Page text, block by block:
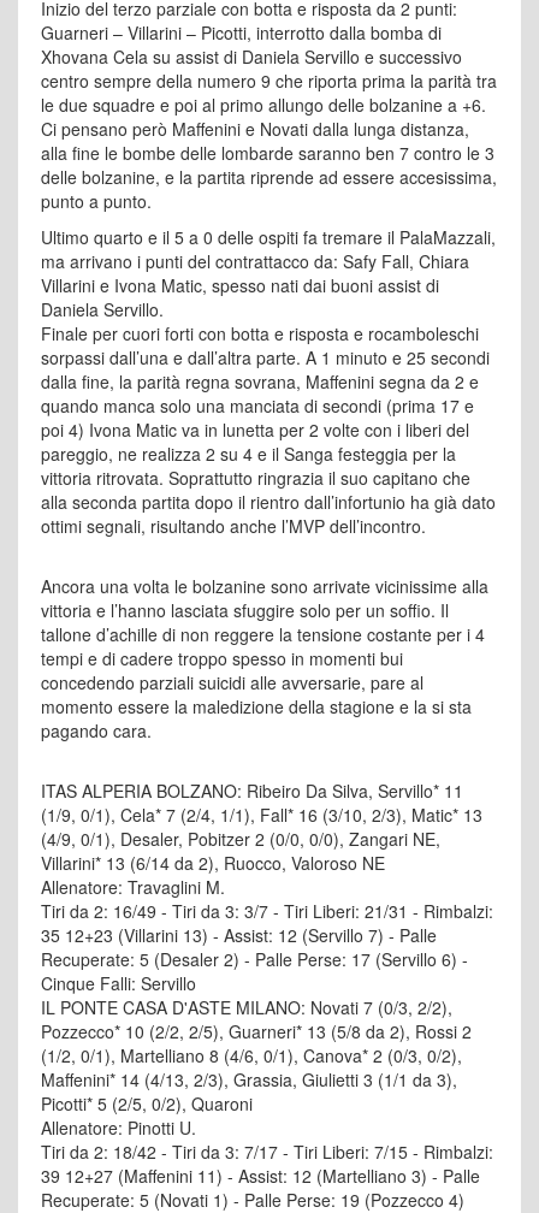
Inizio del terzo parziale con botta e risposta da 2 punti:
Guarneri – Villarini – Picotti, interrotto dalla bomba di
Xhovana Cela su assist di Daniela Servillo e successivo
centro sempre della numero 9 che riporta prima la parità tra
le due squadre e poi al primo allungo delle bolzanine a +6.
Ci pensano però Maffenini e Novati dalla lunga distanza,
alla fine le bombe delle lombarde saranno ben 7 contro le 3
delle bolzanine, e la partita riprende ad essere accesissima,
punto a punto.
Ultimo quarto e il 5 a 0 delle ospiti fa tremare il PalaMazzali,
ma arrivano i punti del contrattacco da: Safy Fall, Chiara
Villarini e Ivona Matic, spesso nati dai buoni assist di
Daniela Servillo.
Finale per cuori forti con botta e risposta e rocamboleschi
sorpassi dall’una e dall’altra parte. A 1 minuto e 25 secondi
dalla fine, la parità regna sovrana, Maffenini segna da 2 e
quando manca solo una manciata di secondi (prima 17 e
poi 4) Ivona Matic va in lunetta per 2 volte con i liberi del
pareggio, ne realizza 2 su 4 e il Sanga festeggia per la
vittoria ritrovata. Soprattutto ringrazia il suo capitano che
alla seconda partita dopo il rientro dall’infortunio ha già dato
ottimi segnali, risultando anche l’MVP dell’incontro.
Ancora una volta le bolzanine sono arrivate vicinissime alla
vittoria e l’hanno lasciata sfuggire solo per un soffio. Il
tallone d’achille di non reggere la tensione costante per i 4
tempi e di cadere troppo spesso in momenti bui
concedendo parziali suicidi alle avversarie, pare al
momento essere la maledizione della stagione e la si sta
pagando cara.
ITAS ALPERIA BOLZANO: Ribeiro Da Silva, Servillo* 11
(1/9, 0/1), Cela* 7 (2/4, 1/1), Fall* 16 (3/10, 2/3), Matic* 13
(4/9, 0/1), Desaler, Pobitzer 2 (0/0, 0/0), Zangari NE,
Villarini* 13 (6/14 da 2), Ruocco, Valoroso NE
Allenatore: Travaglini M.
Tiri da 2: 16/49 - Tiri da 3: 3/7 - Tiri Liberi: 21/31 - Rimbalzi:
35 12+23 (Villarini 13) - Assist: 12 (Servillo 7) - Palle
Recuperate: 5 (Desaler 2) - Palle Perse: 17 (Servillo 6) -
Cinque Falli: Servillo
IL PONTE CASA D'ASTE MILANO: Novati 7 (0/3, 2/2),
Pozzecco* 10 (2/2, 2/5), Guarneri* 13 (5/8 da 2), Rossi 2
(1/2, 0/1), Martelliano 8 (4/6, 0/1), Canova* 2 (0/3, 0/2),
Maffenini* 14 (4/13, 2/3), Grassia, Giulietti 3 (1/1 da 3),
Picotti* 5 (2/5, 0/2), Quaroni
Allenatore: Pinotti U.
Tiri da 2: 18/42 - Tiri da 3: 7/17 - Tiri Liberi: 7/15 - Rimbalzi:
39 12+27 (Maffenini 11) - Assist: 12 (Martelliano 3) - Palle
Recuperate: 5 (Novati 1) - Palle Perse: 19 (Pozzecco 4)